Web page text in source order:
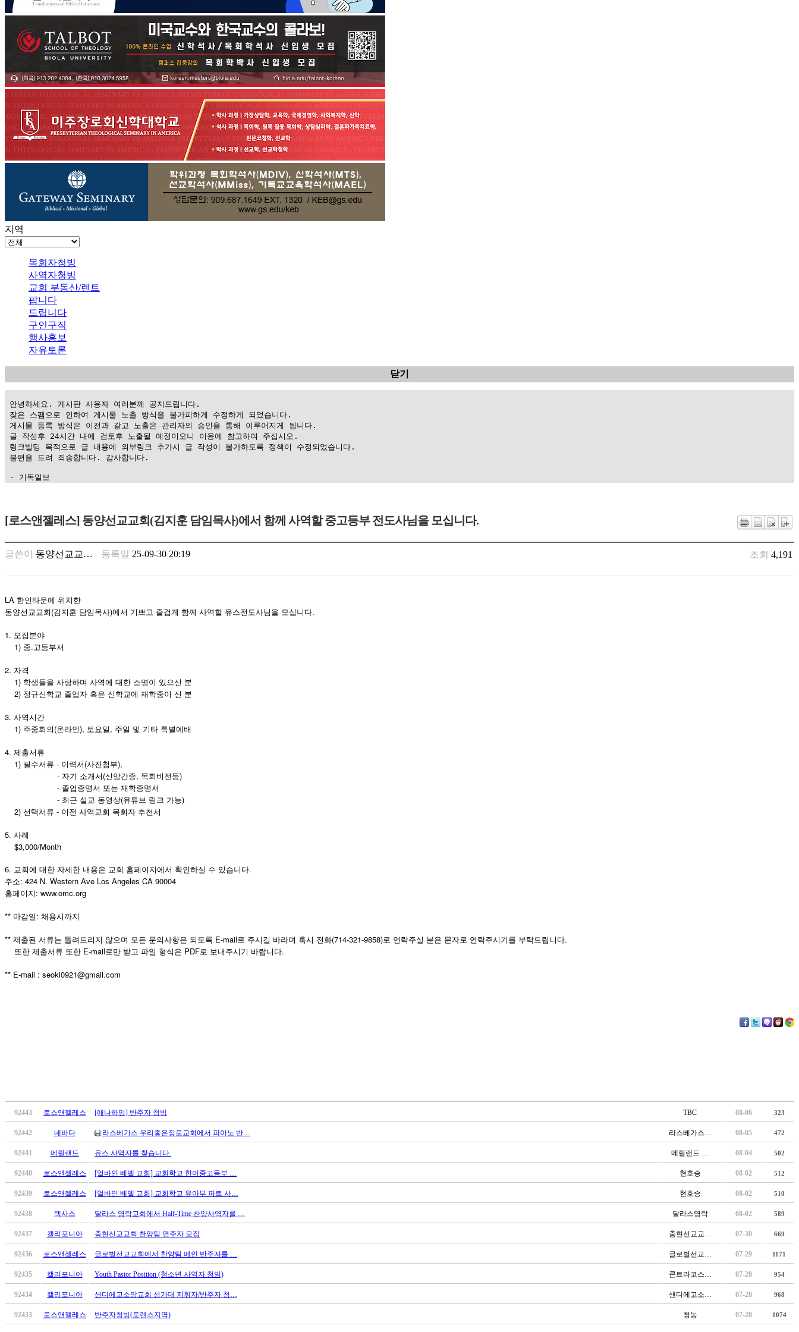
지역
목회자청빙
사역자청빙
교회 부동산/렌트
팝니다
드립니다
구인구직
행사홍보
자유토론
닫기
안녕하세요. 게시판 사용자 여러분께 공지드립니다.
잦은 스팸으로 인하여 게시물 노출 방식을 불가피하게 수정하게 되었습니다.
게시물 등록 방식은 이전과 같고 노출은 관리자의 승인을 통해 이루어지게 됩니다.
글 작성후 24시간 내에 검토후 노출될 예정이오니 이용에 참고하여 주십시오.
링크빌딩 목적으로 글 내용에 외부링크 추가시 글 작성이 불가하도록 정책이 수정되었습니다.
불편을 드려 죄송합니다. 감사합니다.
- 기독일보
만
찾
기
링
크
키
소
minky
합
출
마
러
소
즐
성
비
탑-
릴
코
e
스
신
노
휴
트
무
[로스앤젤레스] 동양선교교회(김지훈 담임목사)에서 함께 사역할 중고등부 전도사님을 모십니다.
글쓴이 동양선교교… 등록일 25-09-30 20:19 조회 4,191
LA 한인타운에 위치한
동양선교교회(김지훈 담임목사)에서 기쁘고 즐겁게 함께 사역할 유스전도사님을 모십니다.
1. 모집분야
1) 중.고등부서
2. 자격
1) 학생들을 사랑하며 사역에 대한 소명이 있으신 분
2) 정규신학교 졸업자 혹은 신학교에 재학중이 신 분
3. 사역시간
1) 주중회의(온라인), 토요일, 주일 및 기타 특별예배
4. 제출서류
1) 필수서류 - 이력서(사진첨부),
- 자기 소개서(신앙간증, 목회비전등)
- 졸업증명서 또는 재학증명서
- 최근 설교 동영상(유튜브 링크 가능)
2) 선택서류 - 이전 사역교회 목회자 추천서
5. 사례
$3,000/Month
6. 교회에 대한 자세한 내용은 교회 홈페이지에서 확인하실 수 있습니다.
주소: 424 N. Western Ave Los Angeles CA 90004
홈페이지: www.omc.org
** 마감일: 채용시까지
** 제출된 서류는 돌려드리지 않으며 모든 문의사항은 되도록 E-mail로 주시길 바라며 혹시 전화(714-321-9858)로 연락주실 분은 문자로 연락주시기를 부탁드립니다.
또한 제출서류 또한 E-mail로만 받고 파일 형식은 PDF로 보내주시기 바랍니다.
** E-mail : seoki0921@gmail.com
92443 로스앤젤레스 [애나하임] 반주자 청빙 TBC 08-06 323
92442 네바다 라스베가스 우리좋은장로교회에서 피아노 반… 라스베가스… 08-05 472
92441 메릴랜드 유스 사역자를 찾습니다. 메릴랜드 … 08-04 502
92440 로스앤젤레스 [얼바인 베델 교회] 교회학교 한어중고등부 … 현호승 08-02 512
92439 로스앤젤레스 [얼바인 베델 교회] 교회학교 유아부 파트 사… 현호승 08-02 510
92438 텍사스 달라스 영락교회에서 Half-Time 찬양사역자를 … 달라스영락 08-02 589
92437 캘리포니아 충현선교교회 찬양팀 연주자 모집 충현선교교… 07-30 669
92436 로스앤젤레스 글로벌선교교회에서 찬양팀 메인 반주자를 … 글로벌선교… 07-29 1171
92435 캘리포니아 Youth Pastor Position (청소년 사역자 청빙) 콘트라코스… 07-28 954
92434 캘리포니아 샌디에고소망교회 성가대 지휘자/반주자 청… 샌디에고소… 07-28 968
92433 로스앤젤레스 반주자청빙(토렌스지역) 청농 07-28 1074